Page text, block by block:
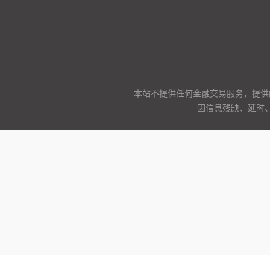
本站不提供任何金融交易服务，提
因信息残缺、延时